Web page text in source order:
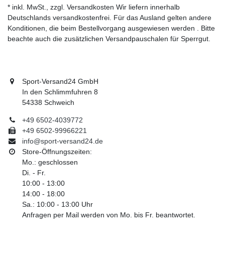
* inkl. MwSt., zzgl. Versandkosten Wir liefern innerhalb
Deutschlands versandkostenfrei. Für das Ausland gelten andere
Konditionen, die beim Bestellvorgang ausgewiesen werden . Bitte
beachte auch die zusätzlichen Versandpauschalen für Sperrgut.
Sport-Versand24 GmbH
In den Schlimmfuhren 8
54338 Schweich
+49 6502-4039772
+49 6502-99966221
info@sport-versand24.de
Store-Öffnungszeiten:
Mo.: geschlossen
Di. - Fr.
10:00 - 13:00
14:00 - 18:00
Sa.: 10:00 - 13:00 Uhr
Anfragen per Mail werden von Mo. bis Fr. beantwortet.